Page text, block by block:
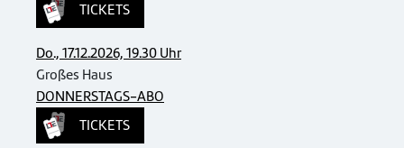
TICKETS
Do., 17.12.2026, 19.30 Uhr
Großes Haus
DONNERSTAGS-ABO
TICKETS